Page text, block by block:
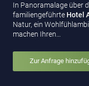
In Panoramalage über
familiengeführte Hotel
Natur, ein
machen Ihren…
Zur Anfrage